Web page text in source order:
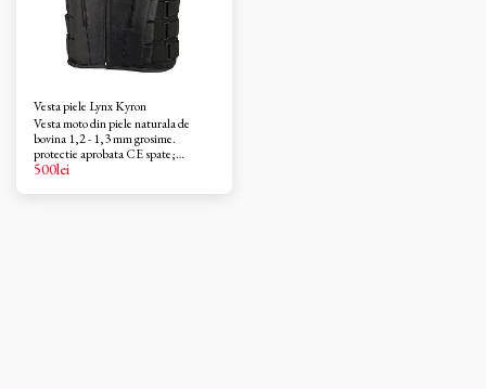
Vesta piele Lynx Kyron
Vesta moto din piele naturala de
bovina 1,2 - 1,3 mm grosime.
protectie aprobata CE spate;
fermoare YKK; captuseala de
cu fermoar, doua buzunare
500lei